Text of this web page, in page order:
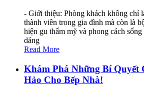
- Giới thiệu: Phòng khách không chỉ
thành viên trong gia đình mà còn là
hiện gu thẩm mỹ và phong cách
dáng
Read More
Khám Phá Những Bí Quyết
Hảo Cho Bếp Nhà!